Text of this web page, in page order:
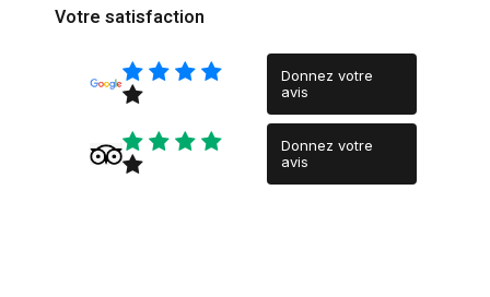
Votre satisfaction
Donnez votre
avis
Donnez votre
avis